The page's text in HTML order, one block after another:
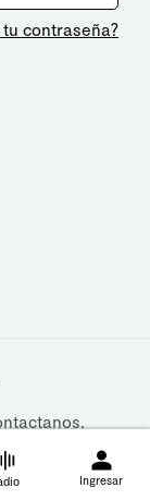
tu contraseña?
.
Ingresar